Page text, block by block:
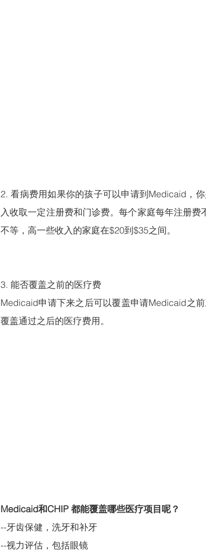
2. 看病费用如果你的孩子可以申请到Medicaid，
入收取一定注册费和门诊费。每个家庭每年注册
不等，高一些收入的家庭在$20到$35之间。
3. 能否覆盖之前的医疗费
Medicaid申请下来之后可以覆盖申请Medicaid之
覆盖通过之后的医疗费用。
Medicaid和CHIP 都能覆盖哪些医疗项目呢？
--牙齿保健，洗牙和补牙
--视力评估，包括眼镜